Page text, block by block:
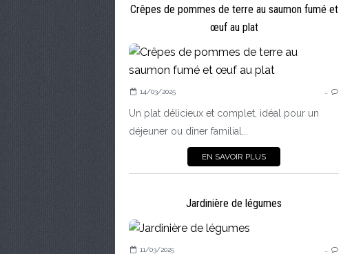
Crêpes de pommes de terre au saumon fumé et
œuf au plat
14/03/2025
Un plat délicieux et complet, idéal pour un
déjeuner ou dîner familial...
EN SAVOIR PLUS
Jardinière de légumes
11/03/2025